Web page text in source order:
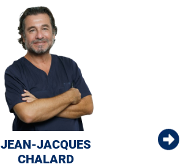
JEAN-JACQUES
CHALARD